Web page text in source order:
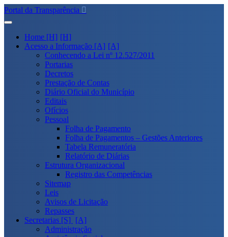
Portal da Transparência
Home [H]
Acesso a Informação [A]
Conhecendo a Lei nº 12.527/2011
Portarias
Decretos
Prestação de Contas
Diário Oficial do Município
Editais
Ofícios
Pessoal
Folha de Pagamento
Folha de Pagamentos – Gestões Anteriores
Tabela Remuneratória
Relatório de Diárias
Estrutura Organizacional
Registro das Competências
Sitemap
Leis
Avisos de Licitação
Repasses
Secretarias [S]
Administração